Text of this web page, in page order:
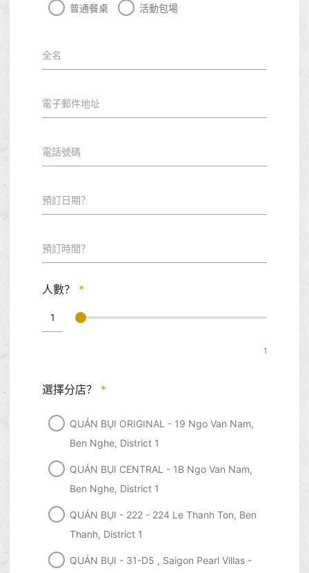
普通餐桌 活動包場
全名
電子郵件地址
電話號碼
預訂日期？
預訂時間？
人數？ *
1
選擇分店？ *
QUÁN BỤI ORIGINAL - 19 Ngo Van Nam,
Ben Nghe, District 1
QUÁN BỤI CENTRAL - 1B Ngo Van Nam,
Ben Nghe, District 1
QUÁN BỤI - 222 - 224 Le Thanh Ton, Ben
Thanh, District 1
QUÁN BỤI - 31-D5 , Saigon Pearl Villas -